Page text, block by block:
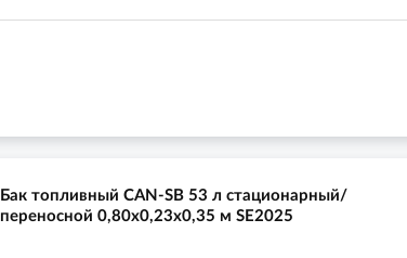
Бак топливный CAN-SB 53 л стационарный/
переносной 0,80х0,23х0,35 м SE2025